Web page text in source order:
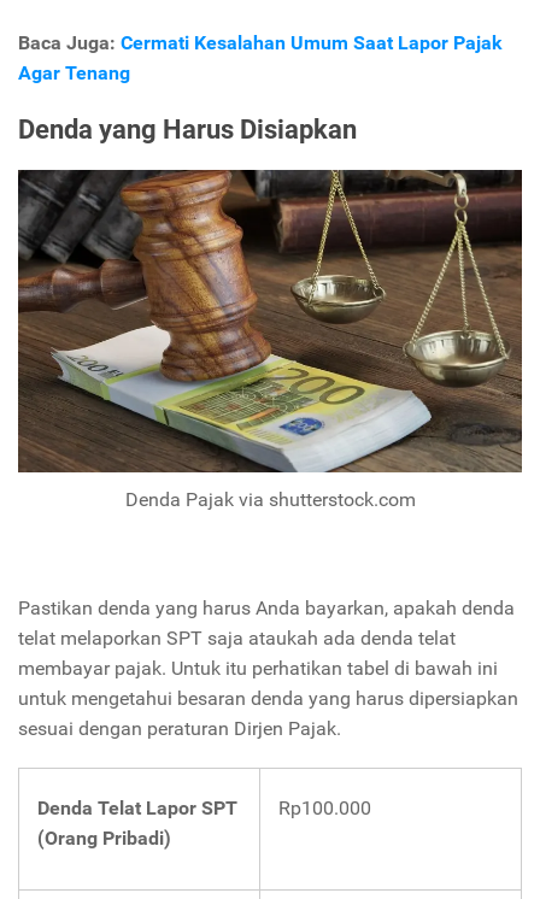
Baca Juga: Cermati Kesalahan Umum Saat Lapor Pajak
Agar Tenang
Denda yang Harus Disiapkan
Denda Pajak via shutterstock.com
Pastikan denda yang harus Anda bayarkan, apakah denda
telat melaporkan SPT saja ataukah ada denda telat
membayar pajak. Untuk itu perhatikan tabel di bawah ini
untuk mengetahui besaran denda yang harus dipersiapkan
sesuai dengan peraturan Dirjen Pajak.
Denda Telat Lapor SPT
(Orang Pribadi)
Rp100.000